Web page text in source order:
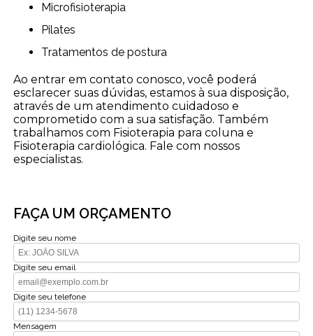
Microfisioterapia
Pilates
Tratamentos de postura
Ao entrar em contato conosco, você poderá
esclarecer suas dúvidas, estamos à sua disposição,
através de um atendimento cuidadoso e
comprometido com a sua satisfação. Também
trabalhamos com Fisioterapia para coluna e
Fisioterapia cardiológica. Fale com nossos
especialistas.
FAÇA UM ORÇAMENTO
Digite seu nome
Digite seu email
Digite seu telefone
Mensagem